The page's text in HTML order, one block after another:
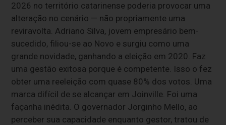
2026 no território catarinense poderia provocar uma
alteração no cenário — não propriamente uma
reviravolta. Adriano Silva, jovem empresário bem-
sucedido, filiou-se ao Novo e surgiu como uma
grande novidade, ganhando a eleição em 2020. Faz
uma gestão exitosa porque é competente. Isso o fez
obter uma reeleição com quase 80% dos votos. Uma
marca difícil de se alcançar em Joinville. Foi uma
façanha inédita. O governador Jorginho Mello, ao
perceber sua capacidade enquanto gestor, tratou de